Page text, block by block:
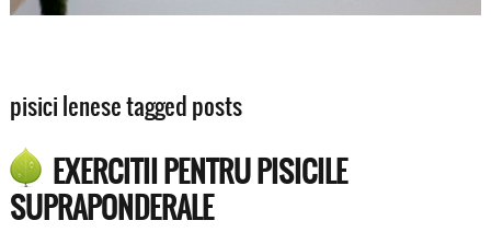
pisici lenese tagged posts
EXERCITII PENTRU PISICILE
SUPRAPONDERALE